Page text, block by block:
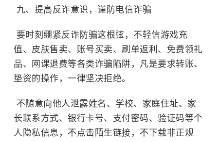
九、提高反诈意识，谨防电信诈骗
要时刻绷紧反诈防骗这根弦，不轻信游戏充
值、皮肤售卖、账号买卖、刷单返利、免费领礼
品、网课退费等各类诈骗陷阱，凡是要求转账、
垫资的操作，一律坚决拒绝。
不随意向他人泄露姓名、学校、家庭住址、家
长联系方式、银行卡号、支付密码、验证码等个
人隐私信息，不点击陌生链接，不下载非正规